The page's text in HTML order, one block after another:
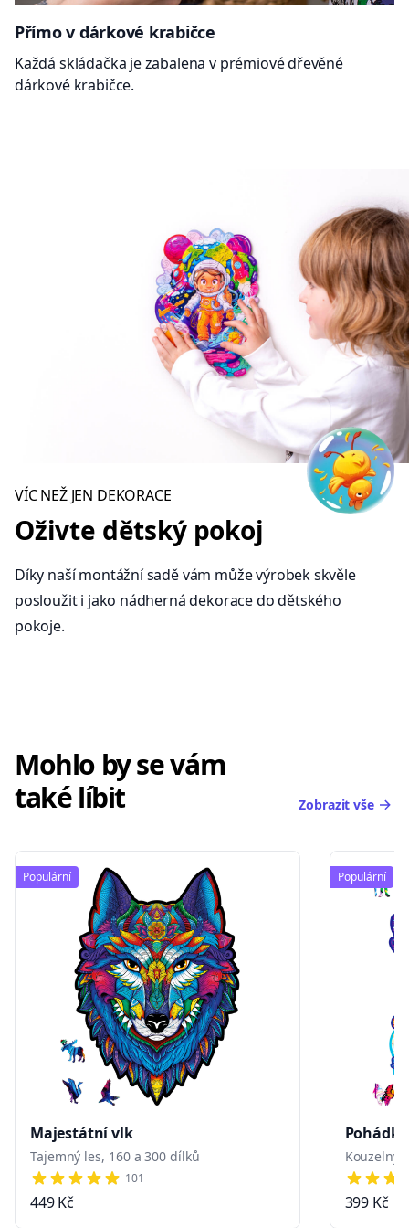
Přímo v dárkové krabičce
Každá skládačka je zabalena v prémiové dřevěné
dárkové krabičce.
VÍC NEŽ JEN DEKORACE
Oživte dětský pokoj
Díky naší montážní sadě vám může výrobek skvěle
posloužit i jako nádherná dekorace do dětského
pokoje.
Mohlo by se vám
také líbit
Zobrazit vše
Majestátní vlk
Tajemný les, 160 a 300 dílků
4 out of 5 stars101
449 Kč
Populární
Kouzelný
5 out of
399 Kč
Populární